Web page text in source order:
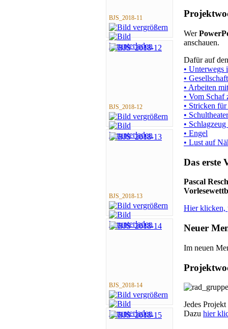
BJS_2018-11
BJS_2018-12
BJS_2018-13
BJS_2018-14
Wer
anschauen.
Dafür auf
• Unterwegs
•
• Arbeiten
• Vom Schaf
• Stricken
• Schultheater
•
• Engel
• Lust auf
Das erste
Pascal
Hier klicken,
Neuer
Im neuen
Jedes
Dazu hier